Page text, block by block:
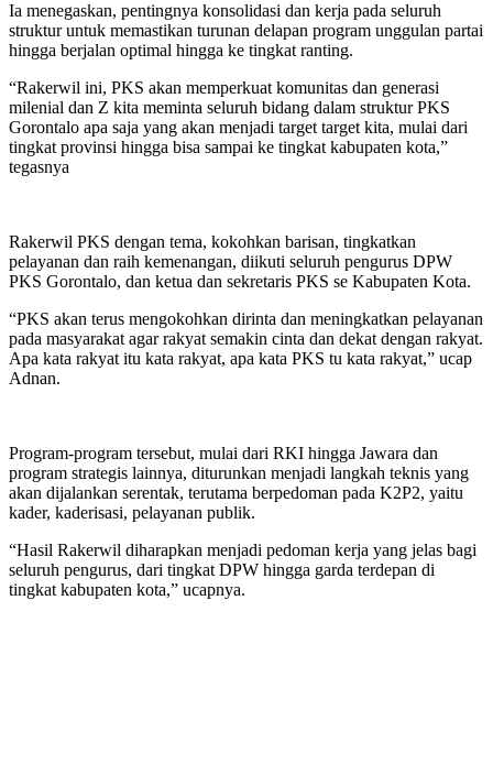
Ia menegaskan, pentingnya konsolidasi dan kerja pada seluruh
struktur untuk memastikan turunan delapan program unggulan partai
hingga berjalan optimal hingga ke tingkat ranting.
“Rakerwil ini, PKS akan memperkuat komunitas dan generasi
milenial dan Z kita meminta seluruh bidang dalam struktur PKS
Gorontalo apa saja yang akan menjadi target target kita, mulai dari
tingkat provinsi hingga bisa sampai ke tingkat kabupaten kota,”
tegasnya
Rakerwil PKS dengan tema, kokohkan barisan, tingkatkan
pelayanan dan raih kemenangan, diikuti seluruh pengurus DPW
PKS Gorontalo, dan ketua dan sekretaris PKS se Kabupaten Kota.
“PKS akan terus mengokohkan dirinta dan meningkatkan pelayanan
pada masyarakat agar rakyat semakin cinta dan dekat dengan rakyat.
Apa kata rakyat itu kata rakyat, apa kata PKS tu kata rakyat,” ucap
Adnan.
Program-program tersebut, mulai dari RKI hingga Jawara dan
program strategis lainnya, diturunkan menjadi langkah teknis yang
akan dijalankan serentak, terutama berpedoman pada K2P2, yaitu
kader, kaderisasi, pelayanan publik.
“Hasil Rakerwil diharapkan menjadi pedoman kerja yang jelas bagi
seluruh pengurus, dari tingkat DPW hingga garda terdepan di
tingkat kabupaten kota,” ucapnya.